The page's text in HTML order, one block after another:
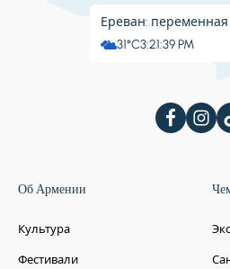
Ереван: переменная
31°C3:21:40 PM
Об Армении
Культура
Фестивали